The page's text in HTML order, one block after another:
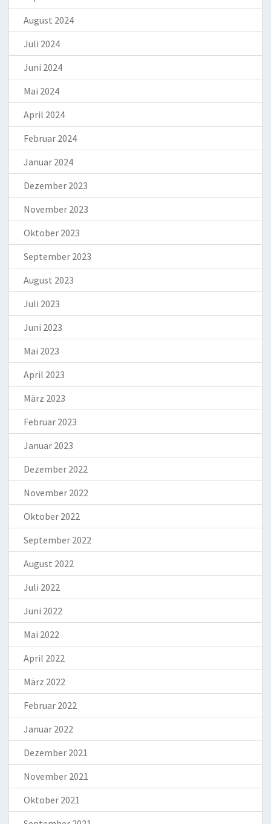
August 2024
Juli 2024
Juni 2024
Mai 2024
April 2024
Februar 2024
Januar 2024
Dezember 2023
November 2023
Oktober 2023
September 2023
August 2023
Juli 2023
Juni 2023
Mai 2023
April 2023
März 2023
Februar 2023
Januar 2023
Dezember 2022
November 2022
Oktober 2022
September 2022
August 2022
Juli 2022
Juni 2022
Mai 2022
April 2022
März 2022
Februar 2022
Januar 2022
Dezember 2021
November 2021
Oktober 2021